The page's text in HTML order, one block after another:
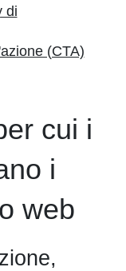
di
(CTA)
cui i
i
web